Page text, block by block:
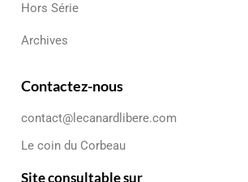
Hors Série
Archives
Contactez-nous
contact@lecanardlibere.com
Le coin du Corbeau
Site consultable sur